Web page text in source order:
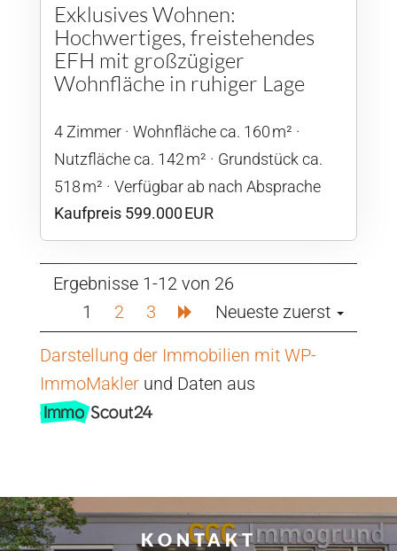
Exklusives Wohnen:
Hochwertiges, freistehendes
EFH mit großzügiger
Wohnfläche in ruhiger Lage
4 Zimmer
Wohnfläche ca. 160 m²
Nutzfläche ca. 142 m²
Grund­stück ca.
518 m²
Verfügbar ab nach Absprache
Kaufpreis 599.000 EUR
Ergebnisse 1-12 von 26
1
2 3 Neueste zuerst
Darstellung der Immobilien mit WP-
ImmoMaklerund Daten aus
KONTAKT